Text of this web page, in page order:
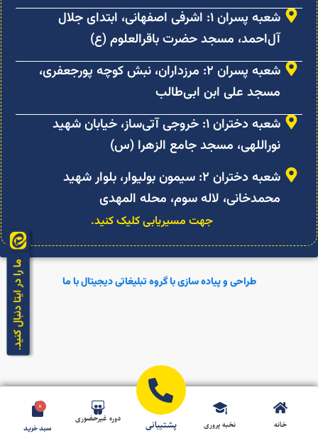
شعبه پسران ۱: اشرفی اصفهانی، ابتدای جلال
آل‌احمد، مسجد حضرت باقرالعلوم (ع)
شعبه پسران ۲: مرزداران، نبش کوچه پورجعفری،
مسجد علی ابن ابی‌طالب
شعبه دختران ۱: خروجی آتی‌ساز، خیابان شهید
نوراللهی، مسجد جامع الزهرا (س)
شعبه دختران ۲: سیمون بولیوار، بلوار شهید
محمدخانی، لاله سوم، محله المهدی
جهت مسیریابی کلیک کنید.
خانه نخبه پروری پشتیبانی دوره غیرحضوری
0
سبد خرید
طراحی و پیاده سازی با گروه تبلیغاتی دیجیتال با ما